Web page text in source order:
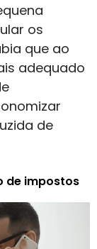
os
que ao
adequado
de
de impostos